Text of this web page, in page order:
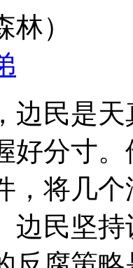
）
边民是
好分寸
，将几
边民坚